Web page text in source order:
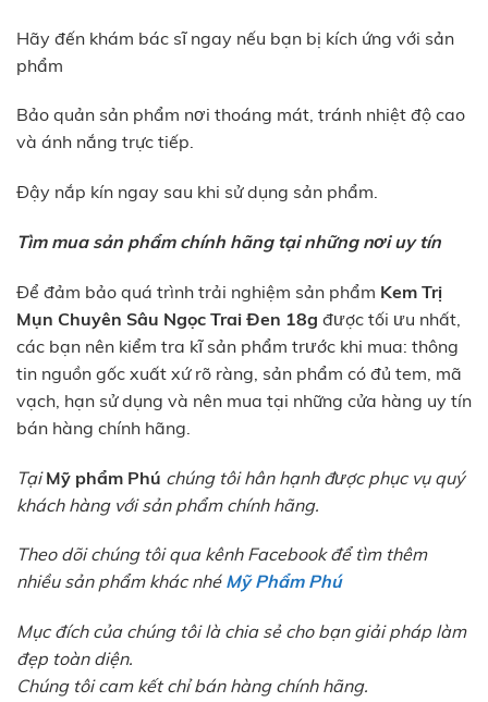
Hãy đến khám bác sĩ ngay nếu bạn bị kích ứng với sản
phẩm
Bảo quản sản phẩm nơi thoáng mát, tránh nhiệt độ cao
và ánh nắng trực tiếp.
Đậy nắp kín ngay sau khi sử dụng sản phẩm.
Tìm mua sản phẩm chính hãng tại những nơi uy tín
Để đảm bảo quá trình trải nghiệm sản phẩm Kem Trị
Mụn Chuyên Sâu Ngọc Trai Đen 18g được tối ưu nhất,
các bạn nên kiểm tra kĩ sản phẩm trước khi mua: thông
tin nguồn gốc xuất xứ rõ ràng, sản phẩm có đủ tem, mã
vạch, hạn sử dụng và nên mua tại những cửa hàng uy tín
bán hàng chính hãng.
TạiMỹ phẩm Phú chúng tôi hân hạnh được phục vụ quý
khách hàng với sản phẩm chính hãng.
Theo dõi chúng tôi qua kênh Facebook để tìm thêm
nhiều sản phẩm khác nhé Mỹ Phẩm Phú
Mục đích của chúng tôi là chia sẻ cho bạn giải pháp làm
đẹp toàn diện.
Chúng tôi cam kết chỉ bán hàng chính hãng.